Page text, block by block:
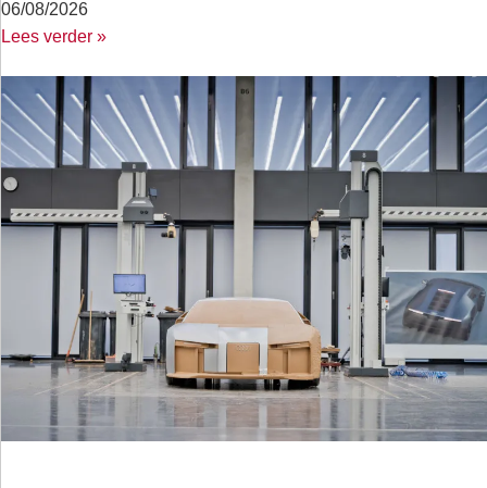
06/08/2026
Lees verder »